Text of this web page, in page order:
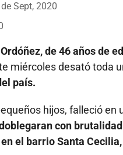
Sept, 2020
de 46 años de
miércoles desató toda
país.
hijos, falleció
con
el barrio Santa